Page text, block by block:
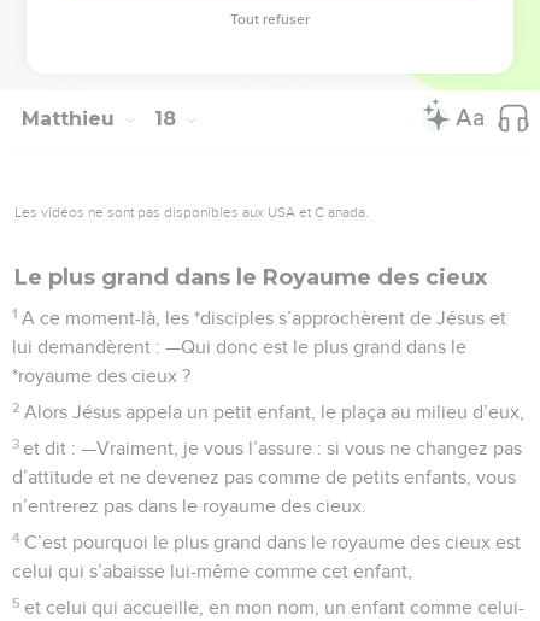
La Bible Du Semeur Copyright © 1992, 1999 by Biblica, Inc.® Used by permission.
Matthieu 18
Les vidéos ne sont pas disponibles aux USA et C anada.
Le plus grand dans le Royaume des cieux
1 A ce moment-là, les *disciples s’approchèrent de Jésus et
lui demandèrent : —Qui donc est le plus grand dans le
*royaume des cieux ?
2 Alors Jésus appela un petit enfant, le plaça au milieu d’eux,
3 et dit : —Vraiment, je vous l’assure : si vous ne changez pas
d’attitude et ne devenez pas comme de petits enfants, vous
n’entrerez pas dans le royaume des cieux.
4 C’est pourquoi le plus grand dans le royaume des cieux est
celui qui s’abaisse lui-même comme cet enfant,
5 et celui qui accueille, en mon nom, un enfant comme celui-
Tout refuser